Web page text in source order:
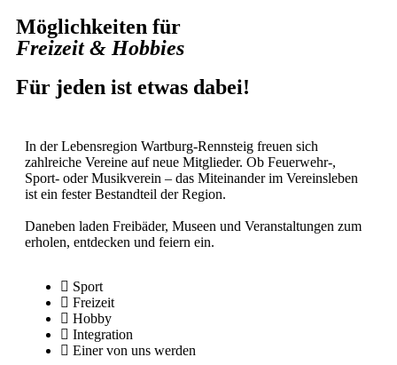
Möglichkeiten für
Freizeit & Hobbies
Für jeden ist etwas dabei!
In der Lebensregion Wartburg-Rennsteig freuen sich
zahlreiche Vereine auf neue Mitglieder. Ob Feuerwehr-,
Sport- oder Musikverein – das Miteinander im Vereinsleben
ist ein fester Bestandteil der Region.
Daneben laden Freibäder, Museen und Veranstaltungen zum
erholen, entdecken und feiern ein.
Sport
Freizeit
Hobby
Integration
Einer von uns werden